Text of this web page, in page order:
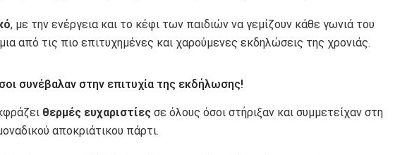
, με την ενέργεια και το κέφι των παιδιών να γεμίζουν κάθε γωνιά του
από τις πιο επιτυχημένες και χαρούμενες εκδηλώσεις της χρονιάς.
συνέβαλαν στην επιτυχία της εκδήλωσης!
θερμές ευχαριστίες σε όλους όσοι στήριξαν και συμμετείχαν στη
αποκριάτικου πάρτι.